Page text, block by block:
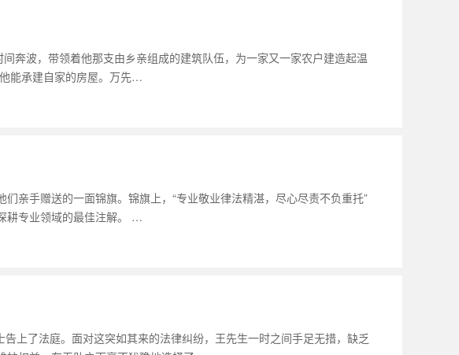
奔波，带领着他那支由乡亲组成的建筑队伍，为一家又一家农户建造起温
能承建自家的房屋。万先…
亲手赠送的一面锦旗。锦旗上，“专业敬业律法精湛，尽心尽责不负重托”
耕专业领域的最佳注解。 …
上了法庭。面对这突如其来的法律纠纷，王先生一时之间手足无措，缺乏